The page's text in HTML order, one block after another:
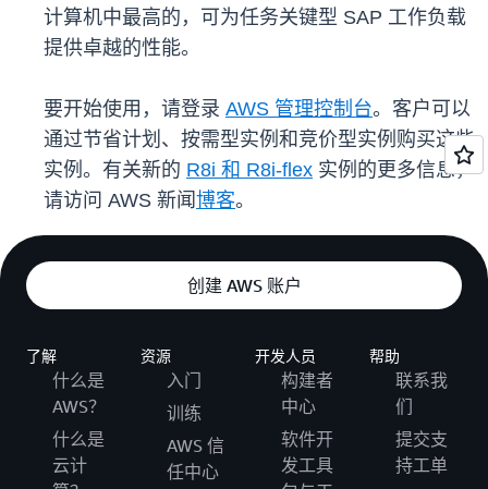
计算机中最高的，可为任务关键型 SAP 工作负载
提供卓越的性能。
要开始使用，请登录 AWS 管理控制台。客户可以
通过节省计划、按需型实例和竞价型实例购买这些
实例。有关新的 R8i 和 R8i-flex 实例的更多信息，
请访问 AWS 新闻 博客。
创建 AWS 账户
了解
什么是
AWS？
什么是
云计
资源
入门
训练
AWS 信
任中心
开发人员
构建者
中心
软件开
发工具
帮助
联系我
们
提交支
持工单